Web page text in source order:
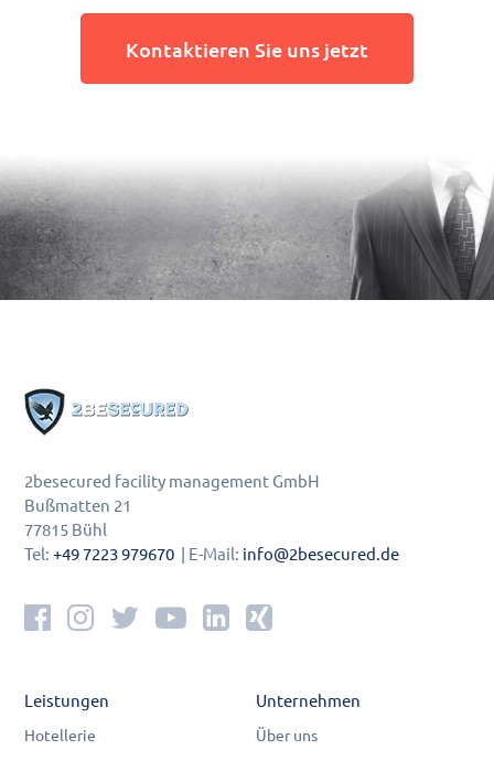
Kontaktieren Sie uns jetzt
2besecured facility management GmbH
Bußmatten 21
77815 Bühl
Tel:+49 7223 979670 | E-Mail: info@2besecured.de
Leistungen
Hotellerie
Unternehmen
Über uns